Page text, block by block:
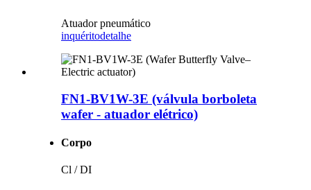
Atuador pneumático
inquéritodetalhe
FN1-BV1W-3E (válvula borboleta
wafer - atuador elétrico)
Corpo
Cl / DI